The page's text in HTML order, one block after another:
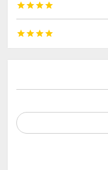







